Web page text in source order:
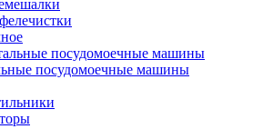
посудомоечные машины
посудомоечные машины